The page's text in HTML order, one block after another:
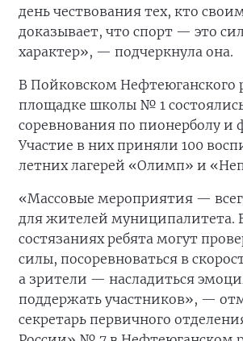
день чествования тех, кто
доказывает, что спорт — это
характер», — подчеркнула она.
В Пойковском Нефтеюганского
площадке школы № 1
соревнования по пионерболу и
Участие в них приняли 100
летних лагерей «Олимп» и
«Массовые мероприятия —
для жителей муниципалитета.
состязаниях ребята могут
силы, посоревноваться в
а зрители — насладиться
поддержать участников», —
секретарь первичного